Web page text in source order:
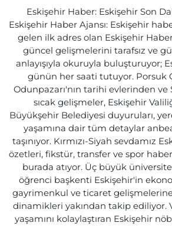
Eskişehir Haber: Eskişehir Son
Eskişehir Haber Ajansı: Eskişehir
gelen ilk adres olan Eskişehir
güncel gelişmelerini tarafsız ve
anlayışıyla okuruyla buluşturuyor;
günün her saati tutuyor. Porsuk
Odunpazarı'nın tarihi evlerinden ve
sıcak gelişmeler, Eskişehir
Büyükşehir Belediyesi duyuruları,
yaşamına dair tüm detaylar
taşınıyor. Kırmızı-Siyah sevdamız
özetleri, fikstür, transfer ve spor
burada atıyor. Üç büyük
öğrenci başkenti Eskişehir'in
gayrimenkul ve ticaret
dinamikleri yakından takip ediliyor.
yaşamını kolaylaştıran Eskişehir